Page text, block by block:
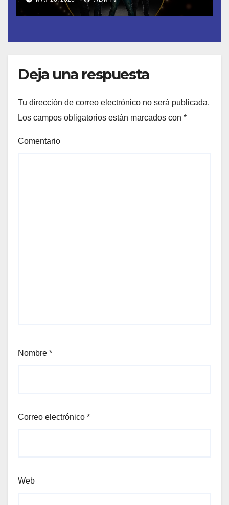
España- Esta noche en La 2
Deja una respuesta
Tu dirección de correo electrónico no será publicada.
Los campos obligatorios están marcados con *
Comentario
Nombre *
Correo electrónico *
Web